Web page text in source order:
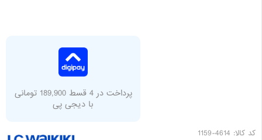
پرداخت در 4 قسط 189,900 تومانی
با دیجی پی
کد کالا: 4614-1159